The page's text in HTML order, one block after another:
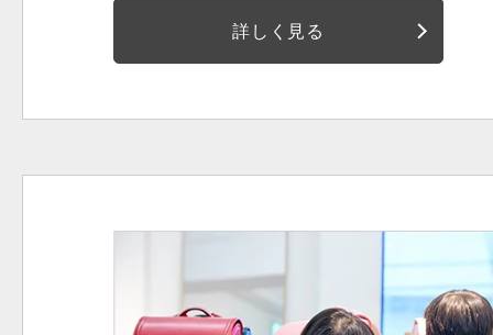
詳しく見る